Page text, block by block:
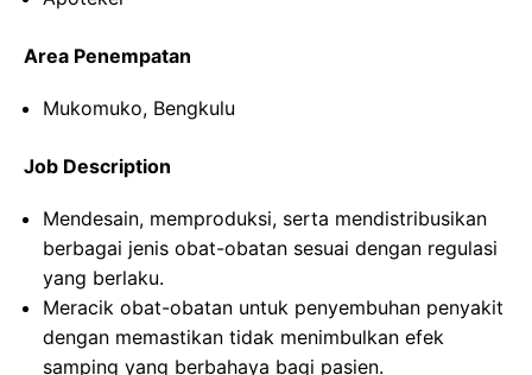
Area Penempatan
Mukomuko, Bengkulu
Job Description
Mendesain, memproduksi, serta mendistribusikan
berbagai jenis obat-obatan sesuai dengan regulasi
yang berlaku.
Meracik obat-obatan untuk penyembuhan penyakit
dengan memastikan tidak menimbulkan efek
samping yang berbahaya bagi pasien.